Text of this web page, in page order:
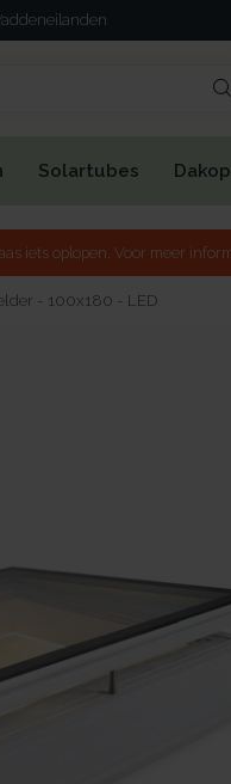
Solartubes
iets oplopen. Voor meer
- 100x180 - LED